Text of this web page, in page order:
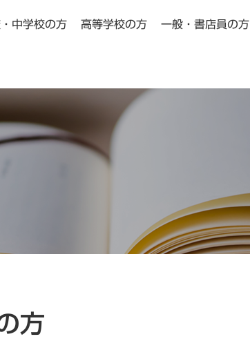
中学校の方
小学校・中学校の方向け
高等学校の方 一般・書店員の方
用地図
方